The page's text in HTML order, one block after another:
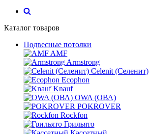
Каталог товаров
Подвесные потолки
AMF
Armstrong
Celenit (Селенит)
Ecophon
Knauf
OWA (ОВА)
POKROVER
Rockfon
Грильято